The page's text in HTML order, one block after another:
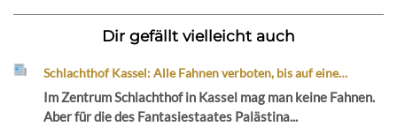
Dir gefällt vielleicht auch
Schlachthof Kassel: Alle Fahnen verboten, bis auf eine…
Im Zentrum Schlachthof in Kassel mag man keine Fahnen.
Aber für die des Fantasiestaates Palästina...